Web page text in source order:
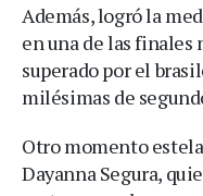
Además, logró la
en una de las finales
superado por el
milésimas de
Otro momento
Dayanna Segura,